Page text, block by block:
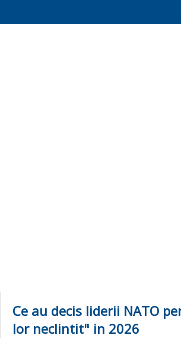
Ce au decis liderii NATO
lor neclintit" in 2026